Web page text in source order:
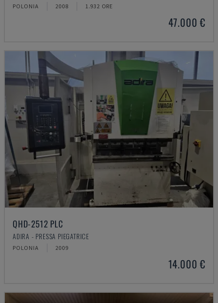
POLONIA 2008 1.932 ORE
47.000 €
QHD-2512 PLC
ADIRA - PRESSA PIEGATRICE
POLONIA 2009
14.000 €